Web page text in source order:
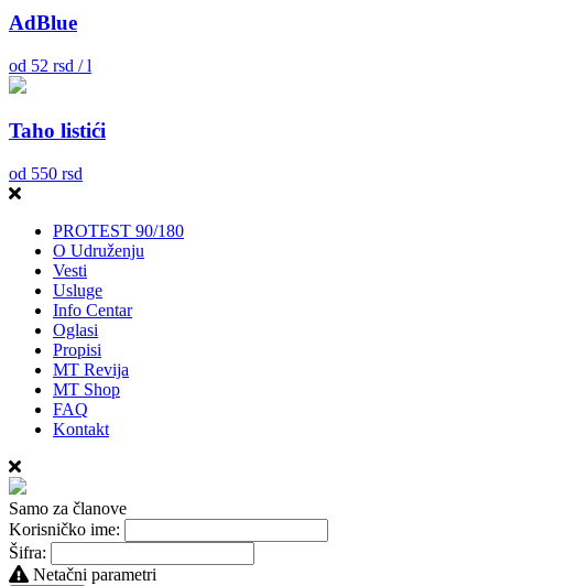
AdBlue
od 52 rsd / l
Taho listići
od 550 rsd
PROTEST 90/180
O Udruženju
Vesti
Usluge
Info Centar
Oglasi
Propisi
MT Revija
MT Shop
FAQ
Kontakt
Samo za članove
Korisničko ime:
Šifra:
Netačni parametri